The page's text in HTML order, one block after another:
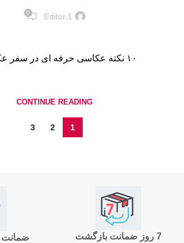
Editor.1
0
CONTINUE READING
1
2
3
ضمانت 7 روز ضمانت بازگشت